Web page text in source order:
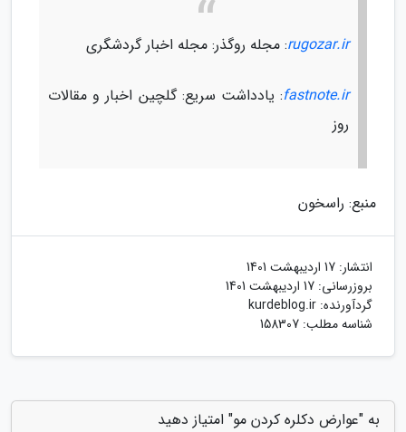
rugozar.ir: مجله روگذر: مجله اخبار گردشگری
fastnote.ir: یادداشت سریع: گلچین اخبار و مقالات
روز
منبع: راسخون
انتشار: 17 اردیبهشت 1401
بروزرسانی: 17 اردیبهشت 1401
گردآورنده: kurdeblog.ir
شناسه مطلب: 158307
به "عوارض دکلره کردن مو" امتیاز دهید